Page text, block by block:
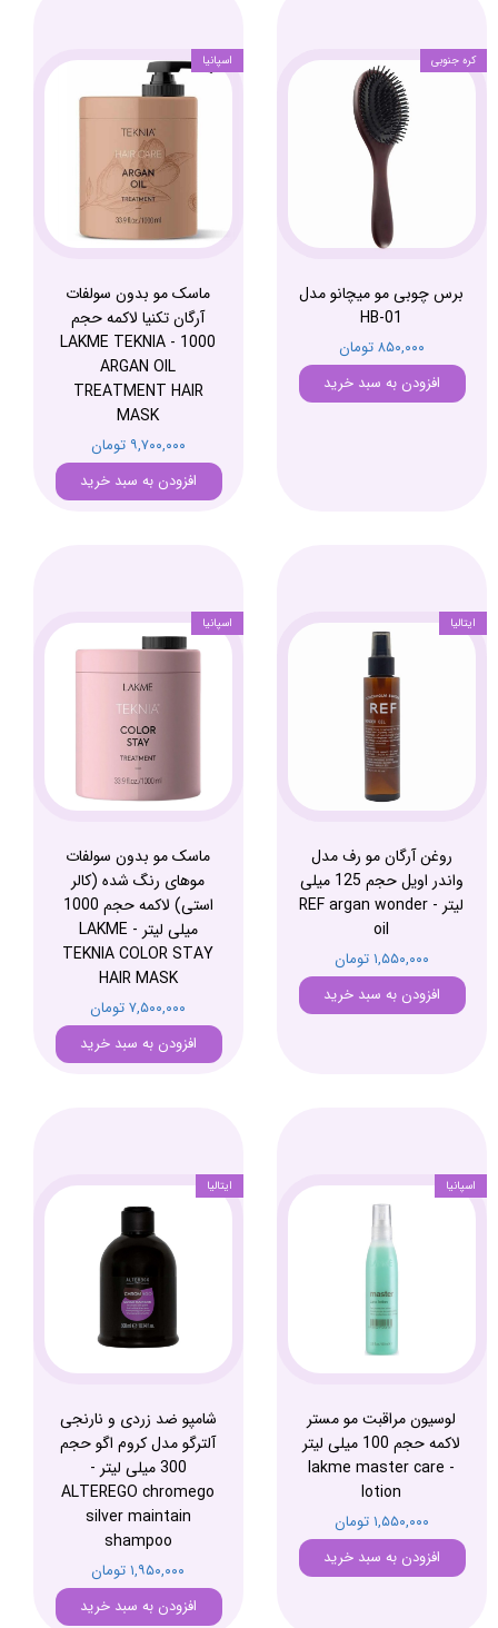
برس چوبی مو میچانو مدل
HB-01
۸۵۰,۰۰۰ تومان
افزودن به سبد خرید
کره جنوبی​
ماسک مو بدون سولفات
آرگان تکنیا لاکمه حجم
1000 - LAKME TEKNIA
ARGAN OIL
TREATMENT HAIR
MASK
۹,۷۰۰,۰۰۰ تومان
افزودن به سبد خرید
اسپانیا
روغن آرگان مو رف مدل
واندر اویل حجم 125 میلی
لیتر - REF argan wonder
oil
۱,۵۵۰,۰۰۰ تومان
افزودن به سبد خرید
ایتالیا
ماسک مو بدون سولفات
موهای رنگ شده (کالر
استی) لاکمه حجم 1000
میلی لیتر - LAKME
TEKNIA COLOR STAY
HAIR MASK
۷,۵۰۰,۰۰۰ تومان
افزودن به سبد خرید
اسپانیا
لوسیون مراقبت مو مستر
لاکمه حجم 100 میلی لیتر
- lakme master care
lotion
۱,۵۵۰,۰۰۰ تومان
افزودن به سبد خرید
اسپانیا
شامپو ضد زردی و نارنجی
آلترگو مدل کروم اگو حجم
300 میلی لیتر -
ALTEREGO chromego
silver maintain
shampoo
۱,۹۵۰,۰۰۰ تومان
افزودن به سبد خرید
ایتالیا